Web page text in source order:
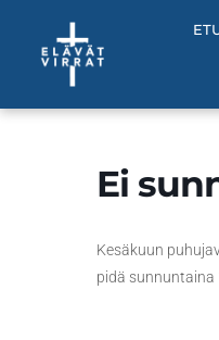
sisältöön
Ei
Kesäkuun
pidä sunnuntaina